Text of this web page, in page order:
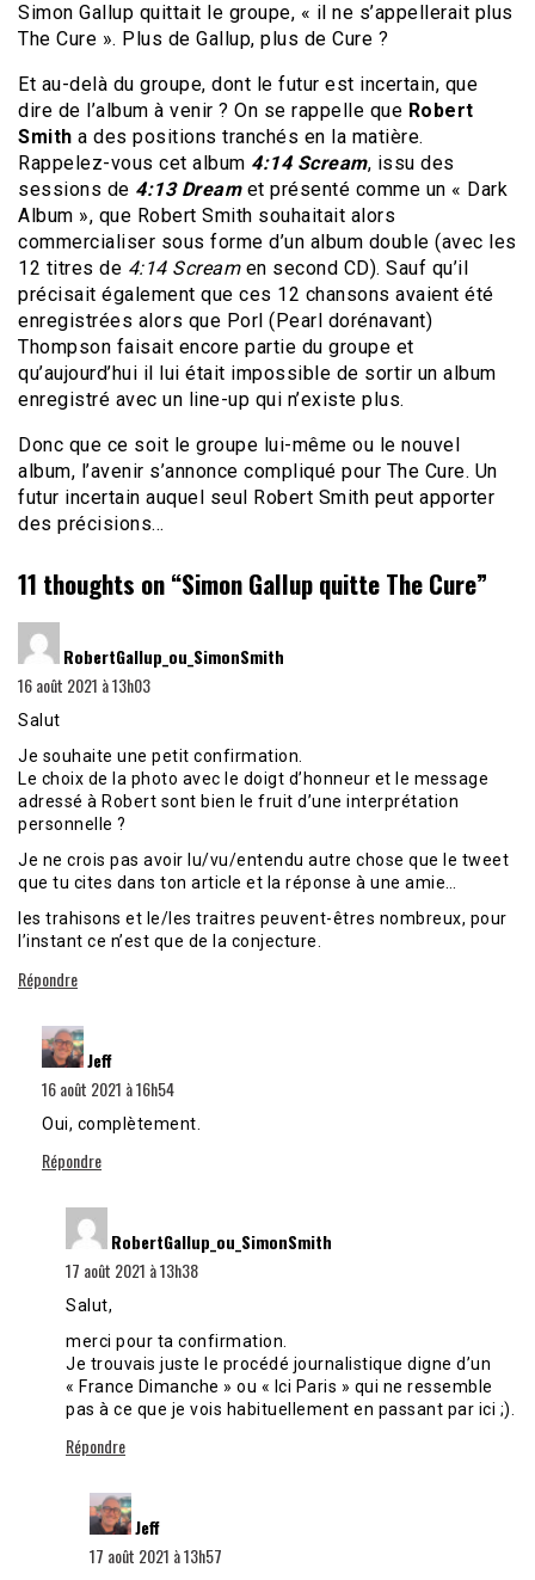
Simon Gallup quittait le groupe, « il ne s’appellerait plus
The Cure ». Plus de Gallup, plus de Cure ?
Et au-delà du groupe, dont le futur est incertain, que
dire de l’album à venir ? On se rappelle que Robert
Smith a des positions tranchés en la matière.
Rappelez-vous cet album 4:14 Scream, issu des
sessions de 4:13 Dreamet présenté comme un « Dark
Album », que Robert Smith souhaitait alors
commercialiser sous forme d’un album double (avec les
12 titres de 4:14 Screamen second CD). Sauf qu’il
précisait également que ces 12 chansons avaient été
enregistrées alors que Porl (Pearl dorénavant)
Thompson faisait encore partie du groupe et
qu’aujourd’hui il lui était impossible de sortir un album
enregistré avec un line-up qui n’existe plus.
Donc que ce soit le groupe lui-même ou le nouvel
album, l’avenir s’annonce compliqué pour The Cure. Un
futur incertain auquel seul Robert Smith peut apporter
des précisions…
11 thoughts on “Simon Gallup quitte The Cure”
RobertGallup_ou_SimonSmith
16 août 2021 à 13h03
Salut
Je souhaite une petit confirmation.
Le choix de la photo avec le doigt d’honneur et le message
adressé à Robert sont bien le fruit d’une interprétation
personnelle ?
Je ne crois pas avoir lu/vu/entendu autre chose que le tweet
que tu cites dans ton article et la réponse à une amie…
les trahisons et le/les traitres peuvent-êtres nombreux, pour
l’instant ce n’est que de la conjecture.
Répondre
Jeff
16 août 2021 à 16h54
Oui, complètement.
Répondre
RobertGallup_ou_SimonSmith
17 août 2021 à 13h38
Salut,
merci pour ta confirmation.
Je trouvais juste le procédé journalistique digne d’un
« France Dimanche » ou « Ici Paris » qui ne ressemble
pas à ce que je vois habituellement en passant par ici ;).
Répondre
Jeff
17 août 2021 à 13h57